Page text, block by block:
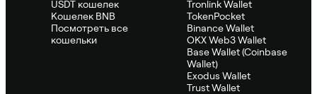
USDT кошелек
Кошелек BNB
Посмотреть все
кошельки
Tronlink Wallet
TokenPocket
Binance Wallet
OKX Web3 Wallet
Base Wallet (Coinbase
Wallet)
Exodus Wallet
Trust Wallet